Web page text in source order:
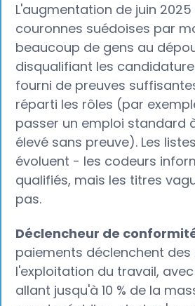
L'augmentation de juin 2025
couronnes suédoises par
beaucoup de gens au
disqualifiant les
fourni de preuves
réparti les rôles (par
passer un emploi standard
élevé sans preuve). Les
évoluent - les codeurs
qualifiés, mais les titres
pas.
Déclencheur de
paiements déclenchent des
l'exploitation du travail,
allant jusqu'à 10 % de la